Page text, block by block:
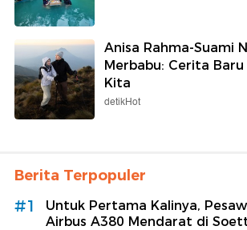
Anisa Rahma-Suami
Merbabu: Cerita
Kita
detikHot
Berita Terpopuler
#1
Untuk Pertama Kalinya,
Airbus A380 Mendarat di